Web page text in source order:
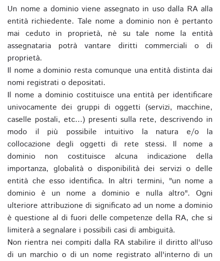
Un nome a dominio viene assegnato in uso dalla RA alla
entità richiedente. Tale nome a dominio non è pertanto
mai ceduto in proprietà, nè su tale nome la entità
assegnataria potrà vantare diritti commerciali o di
proprietà.
Il nome a dominio resta comunque una entità distinta dai
nomi registrati o depositati.
Il nome a dominio costituisce una entità per identificare
univocamente dei gruppi di oggetti (servizi, macchine,
caselle postali, etc...) presenti sulla rete, descrivendo in
modo il più possibile intuitivo la natura e/o la
collocazione degli oggetti di rete stessi. Il nome a
dominio non costituisce alcuna indicazione della
importanza, globalità o disponibilità dei servizi o delle
entità che esso identifica. In altri termini, "un nome a
dominio è un nome a dominio e nulla altro". Ogni
ulteriore attribuzione di significato ad un nome a dominio
è questione al di fuori delle competenze della RA, che si
limiterà a segnalare i possibili casi di ambiguità.
Non rientra nei compiti dalla RA stabilire il diritto all'uso
di un marchio o di un nome registrato all'interno di un